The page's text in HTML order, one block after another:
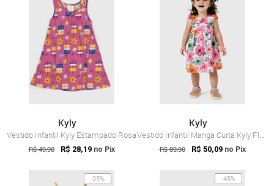
Kyly
Vestido Infantil Kyly Estampado Rosa
R$ 49,90 R$ 28,19 no Pix
Kyly
Vestido Infantil Manga Curta Kyly Floral Rosa
R$ 89,90 R$ 50,09 no Pix
-25% -45%